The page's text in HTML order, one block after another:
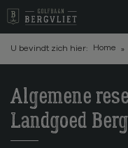
U bevindt zich hier: Home
Algemene
Landgoed